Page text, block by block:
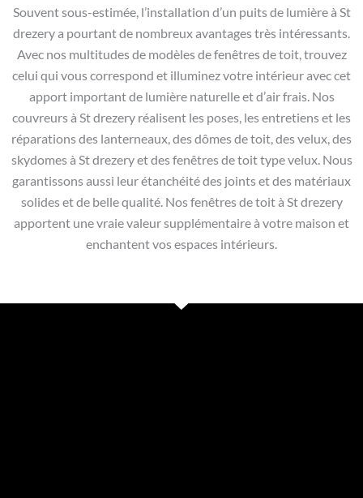
Souvent sous-estimée, l’installation d’un puits de lumière à St
drezery a pourtant de nombreux avantages très intéressants.
Avec nos multitudes de modèles de fenêtres de toit, trouvez
celui qui vous correspond et illuminez votre intérieur avec cet
apport important de lumière naturelle et d’air frais. Nos
couvreurs à St drezery réalisent les poses, les entretiens et les
réparations des lanterneaux, des dômes de toit, des velux, des
skydomes à St drezery et des fenêtres de toit type velux. Nous
garantissons aussi leur étanchéité des joints et des matériaux
solides et de belle qualité. Nos fenêtres de toit à St drezery
apportent une vraie valeur supplémentaire à votre maison et
enchantent vos espaces intérieurs.